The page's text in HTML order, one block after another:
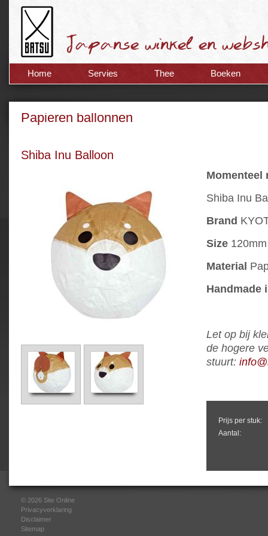
Home Servies Thee Boeken
Papieren ballonnen
Shiba Inu Balloon
Momenteel
Shiba Inu
Brand
Size 120mm
Material
Handmade
Let op bij
de hogere
stuurt:
Prijs per stuk:
Aantal:
© 2026 Site Online
Privacyverklaring
Disclaimer
Sitemap